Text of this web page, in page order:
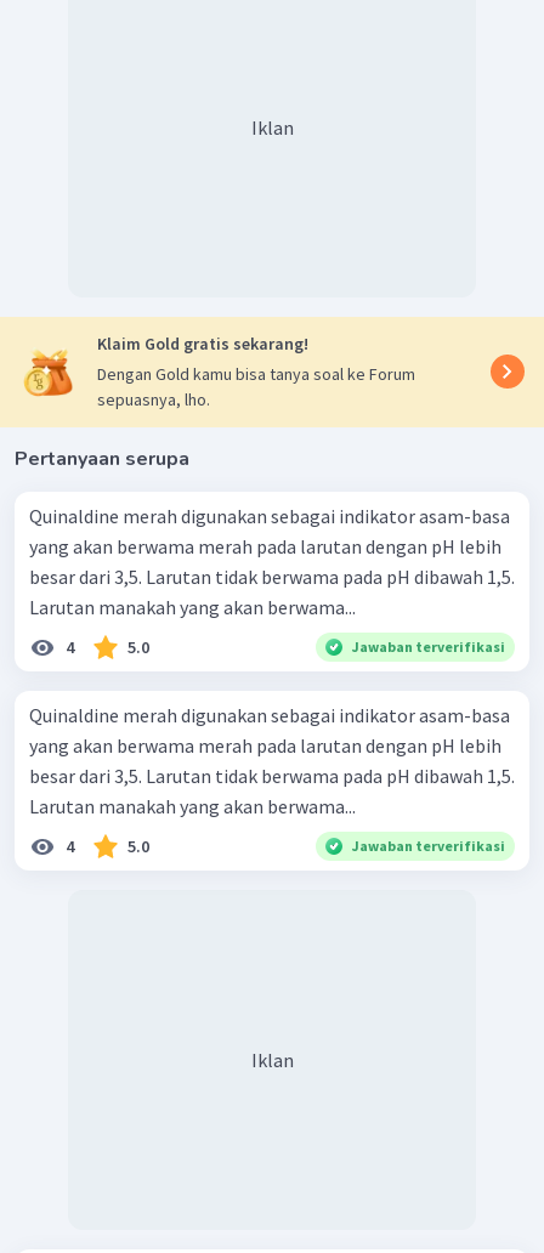
Iklan
Klaim Gold gratis sekarang!
Dengan Gold kamu bisa tanya soal ke Forum
sepuasnya, lho.
Pertanyaan serupa
Quinaldine merah digunakan sebagai indikator asam-basa
yang akan berwama merah pada larutan dengan pH lebih
besar dari 3,5. Larutan tidak berwama pada pH dibawah 1,5.
Larutan manakah yang akan berwama...
4 5.0 Jawaban terverifikasi
Quinaldine merah digunakan sebagai indikator asam-basa
yang akan berwama merah pada larutan dengan pH lebih
besar dari 3,5. Larutan tidak berwama pada pH dibawah 1,5.
Larutan manakah yang akan berwama...
4 5.0 Jawaban terverifikasi
Iklan